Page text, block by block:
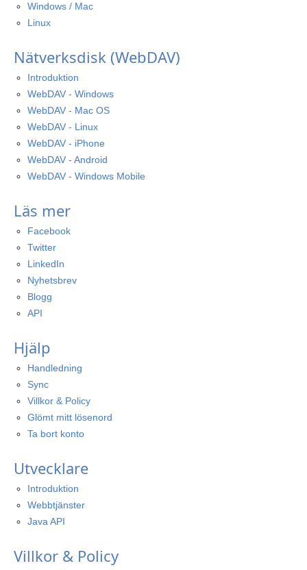
Windows / Mac
Linux
Nätverksdisk (WebDAV)
Introduktion
WebDAV - Windows
WebDAV - Mac OS
WebDAV - Linux
WebDAV - iPhone
WebDAV - Android
WebDAV - Windows Mobile
Läs mer
Facebook
Twitter
LinkedIn
Nyhetsbrev
Blogg
API
Hjälp
Handledning
Sync
Villkor & Policy
Glömt mitt lösenord
Ta bort konto
Utvecklare
Introduktion
Webbtjänster
Java API
Villkor & Policy